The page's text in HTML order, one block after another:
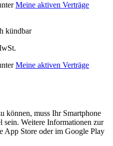
Meine aktiven Verträge
kündbar
Meine aktiven Verträge
können, muss Ihr Smartphone
sein. Weitere Informationen zur
App Store oder im Google Play